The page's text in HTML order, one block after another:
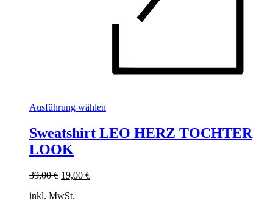
Ausführung wählen
weist
mehrere
Sweatshirt LEO HERZ TOCHTER
LOOK
39,00€ Ursprünglicher
war:
19,00 €Aktueller
inkl. MwSt.